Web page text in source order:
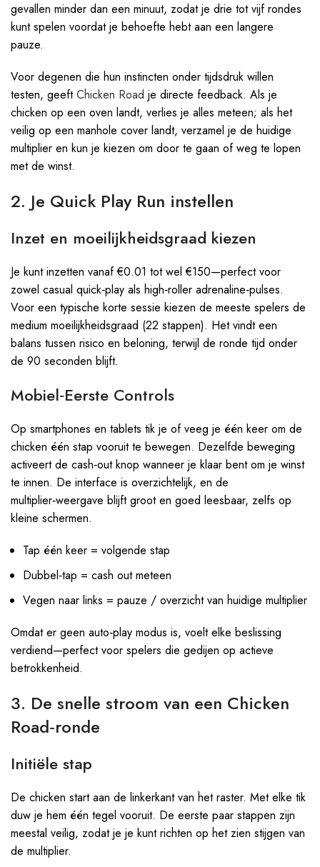
gevallen minder dan een minuut, zodat je drie tot vijf rondes
kunt spelen voordat je behoefte hebt aan een langere
pauze.
Voor degenen die hun instincten onder tijdsdruk willen
testen, geeftChicken Road je directe feedback. Als je
chicken op een oven landt, verlies je alles meteen; als het
veilig op een manhole cover landt, verzamel je de huidige
multiplier en kun je kiezen om door te gaan of weg te lopen
met de winst.
2. Je Quick Play Run instellen
Inzet en moeilijkheidsgraad kiezen
Je kunt inzetten vanaf €0.01 tot wel €150—perfect voor
zowel casual quick‑play als high‑roller adrenaline‑pulses.
Voor een typische korte sessie kiezen de meeste spelers de
medium moeilijkheidsgraad (22 stappen). Het vindt een
balans tussen risico en beloning, terwijl de ronde tijd onder
de 90 seconden blijft.
Mobiel‑Eerste Controls
Op smartphones en tablets tik je of veeg je één keer om de
chicken één stap vooruit te bewegen. Dezelfde beweging
activeert de cash‑out knop wanneer je klaar bent om je winst
te innen. De interface is overzichtelijk, en de
multiplier‑weergave blijft groot en goed leesbaar, zelfs op
kleine schermen.
Tap één keer = volgende stap
Dubbel‑tap = cash out meteen
Vegen naar links = pauze / overzicht van huidige multiplier
Omdat er geen auto‑play modus is, voelt elke beslissing
verdiend—perfect voor spelers die gedijen op actieve
betrokkenheid.
3. De snelle stroom van een Chicken
Road‑ronde
Initiële stap
De chicken start aan de linkerkant van het raster. Met elke tik
duw je hem één tegel vooruit. De eerste paar stappen zijn
meestal veilig, zodat je je kunt richten op het zien stijgen van
de multiplier.